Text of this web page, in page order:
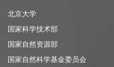
北京大学
国家科学技术部
国家自然资源部
国家自然科学基金委员会